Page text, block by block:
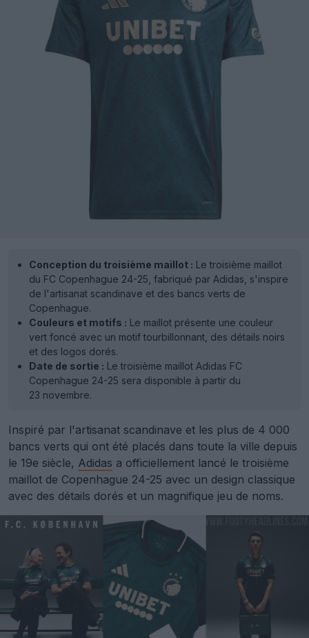
Conception du troisième maillot : Le troisième maillot
du FC Copenhague 24-25, fabriqué par Adidas, s'inspire
de l'artisanat scandinave et des bancs verts de
Copenhague.
Couleurs et motifs : Le maillot présente une couleur
vert foncé avec un motif tourbillonnant, des détails noirs
et des logos dorés.
Date de sortie : Le troisième maillot Adidas FC
Copenhague 24-25 sera disponible à partir du
23 novembre.
Inspiré par l'artisanat scandinave et les plus de 4 000
bancs verts qui ont été placés dans toute la ville depuis
le 19e siècle, Adidas a officiellement lancé le troisième
maillot de Copenhague 24-25 avec un design classique
avec des détails dorés et un magnifique jeu de noms.